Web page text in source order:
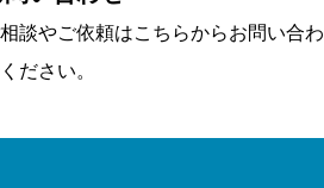
談やご依頼はこちらからお問い合わ
ださい。